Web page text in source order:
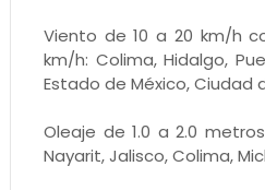
Viento de 10 a 20 km/h
km/h: Colima, Hidalgo,
Estado de México, Ciudad
Oleaje de 1.0 a 2.0
Nayarit, Jalisco, Colima,